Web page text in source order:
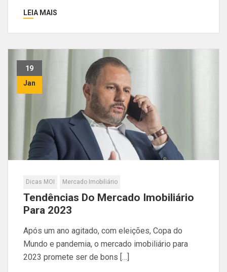
LEIA MAIS
19
Jan
Dicas MOI Mercado Imobiliário
Tendências Do Mercado Imobiliário
Para 2023
Após um ano agitado, com eleições, Copa do
Mundo e pandemia, o mercado imobiliário para
2023 promete ser de bons […]